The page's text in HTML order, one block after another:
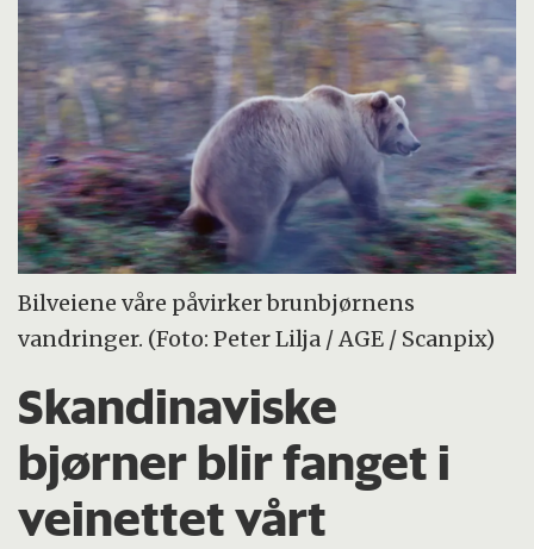
Bilveiene våre påvirker brunbjørnens
vandringer. (Foto: Peter Lilja / AGE / Scanpix)
Skandinaviske
bjørner blir fanget i
veinettet vårt